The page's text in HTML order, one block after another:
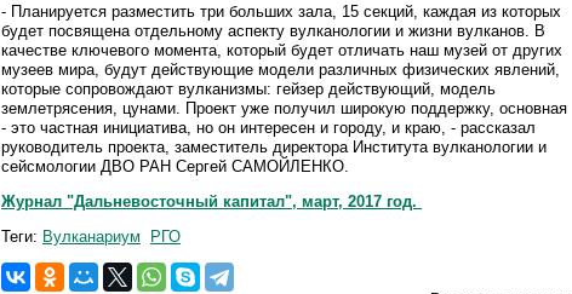
- Планируется разместить три больших зала, 15 секций, каждая из которых
будет посвящена отдельному аспекту вулканологии и жизни вулканов. В
качестве ключевого момента, который будет отличать наш музей от других
музеев мира, будут действующие модели различных физических явлений,
которые сопровождают вулканизмы: гейзер действующий, модель
землетрясения, цунами. Проект уже получил широкую поддержку, основная
- это частная инициатива, но он интересен и городу, и краю, - рассказал
руководитель проекта, заместитель директора Института вулканологии и
сейсмологии ДВО РАН Сергей САМОЙЛЕНКО.
Журнал "Дальневосточный капитал", март, 2017 год.
Теги: Вулканариум РГО